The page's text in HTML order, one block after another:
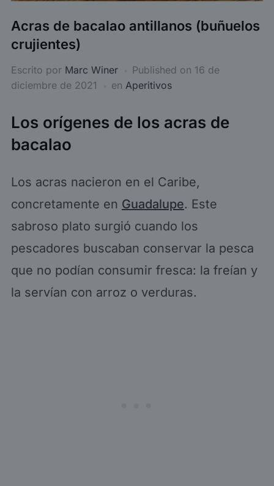
Acras de bacalao antillanos (buñuelos
crujientes)
Escrito por Marc Winer Published on 16 de
diciembre de 2021
en Aperitivos
Los orígenes de los acras de
bacalao
Los acras nacieron en el Caribe,
concretamente en Guadalupe. Este
sabroso plato surgió cuando los
pescadores buscaban conservar la pesca
que no podían consumir fresca: la freían y
la servían con arroz o verduras.